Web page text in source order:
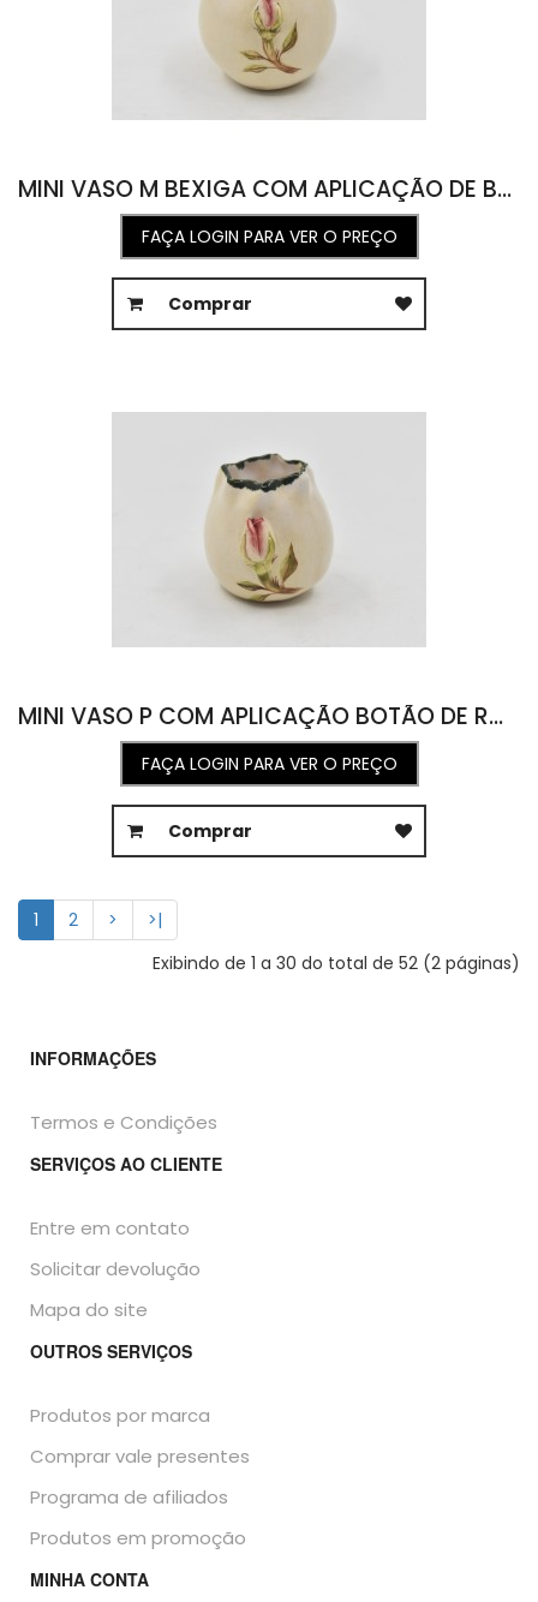
MINI VASO M BEXIGA COM APLICAÇÃO DE BOTÃO E ROSA 7L X 8C X 8A
FAÇA LOGIN PARA VER O PREÇO
Comprar
MINI VASO P COM APLICAÇÃO BOTÃO DE ROSA 5L X 5,5C X 5,5A
FAÇA LOGIN PARA VER O PREÇO
Comprar
1 2 >
>|
Exibindo de 1 a 30 do total de 52 (2 páginas)
INFORMAÇÕES
Termos e Condições
SERVIÇOS AO CLIENTE
Entre em contato
Solicitar devolução
Mapa do site
OUTROS SERVIÇOS
Produtos por marca
Comprar vale presentes
Programa de afiliados
Produtos em promoção
MINHA CONTA